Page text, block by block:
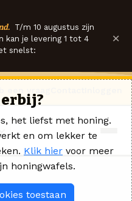
T/m 10 augustus zijn
kan je levering 1 tot 4
snelst:
×
het liefst met honing.
en om lekker te
Klik hier voor meer
honingwafels.
toestaan